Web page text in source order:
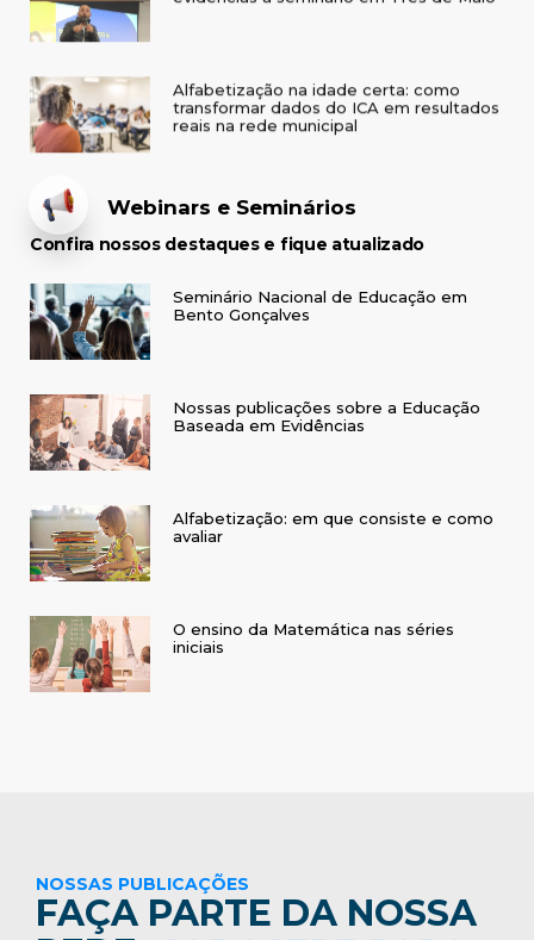
Webinars e Seminários
Confira nossos destaques e fique atualizado
Seminário Nacional de Educação em
Bento Gonçalves
Nossas publicações sobre a Educação
Baseada em Evidências
Alfabetização: em que consiste e como
avaliar
O ensino da Matemática nas séries
iniciais
NOSSAS PUBLICAÇÕES
FAÇA PARTE DA NOSSA